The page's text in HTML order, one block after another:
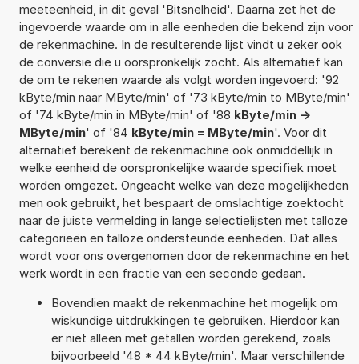
meeteenheid, in dit geval 'Bitsnelheid'. Daarna zet het de
ingevoerde waarde om in alle eenheden die bekend zijn voor
de rekenmachine. In de resulterende lijst vindt u zeker ook
de conversie die u oorspronkelijk zocht. Als alternatief kan
de om te rekenen waarde als volgt worden ingevoerd: '92
kByte/min naar MByte/min' of '73 kByte/min to MByte/min'
of '74 kByte/min in MByte/min' of '88 kByte/min ->
MByte/min' of '84 kByte/min = MByte/min'. Voor dit
alternatief berekent de rekenmachine ook onmiddellijk in
welke eenheid de oorspronkelijke waarde specifiek moet
worden omgezet. Ongeacht welke van deze mogelijkheden
men ook gebruikt, het bespaart de omslachtige zoektocht
naar de juiste vermelding in lange selectielijsten met talloze
categorieën en talloze ondersteunde eenheden. Dat alles
wordt voor ons overgenomen door de rekenmachine en het
werk wordt in een fractie van een seconde gedaan.
Bovendien maakt de rekenmachine het mogelijk om
wiskundige uitdrukkingen te gebruiken. Hierdoor kan
er niet alleen met getallen worden gerekend, zoals
bijvoorbeeld '48 * 44 kByte/min'. Maar verschillende